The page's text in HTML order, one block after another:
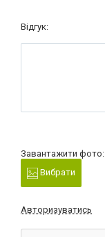
Відгук:
Завантажити фото:
Вибрати
Авторизуватись